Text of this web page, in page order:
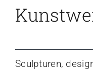
Sculpturen,